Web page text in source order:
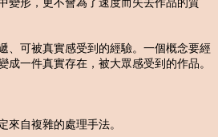
、可被真實感受到的經驗。一個概念要經
一件真實存在，被大眾感受到的作品。
自複雜的處理手法。